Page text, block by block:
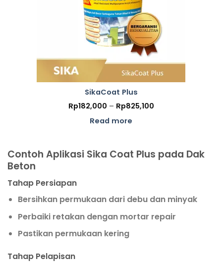
SikaCoat Plus
Rp182,000 – Rp825,100Price
Read more
Contoh Aplikasi Sika Coat Plus pada Dak
Beton
Tahap Persiapan
Bersihkan permukaan dari debu dan minyak
Perbaiki retakan dengan mortar repair
Pastikan permukaan kering
Tahap Pelapisan